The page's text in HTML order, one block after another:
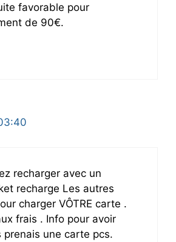
favorable pour
de 90€.
recharger avec un
recharge Les autres
charger VÔTRE carte .
frais . Info pour avoir
prenais une carte pcs.